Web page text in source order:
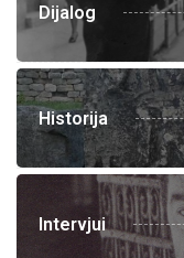
Dijalog
Historija
Intervjui